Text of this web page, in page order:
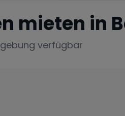
mieten in
verfügbar